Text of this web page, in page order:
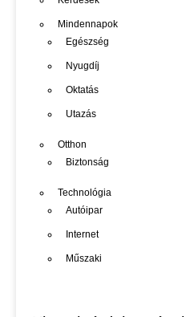
Mindennapok
Egészség
Nyugdíj
Oktatás
Utazás
Otthon
Biztonság
Technológia
Autóipar
Internet
Műszaki